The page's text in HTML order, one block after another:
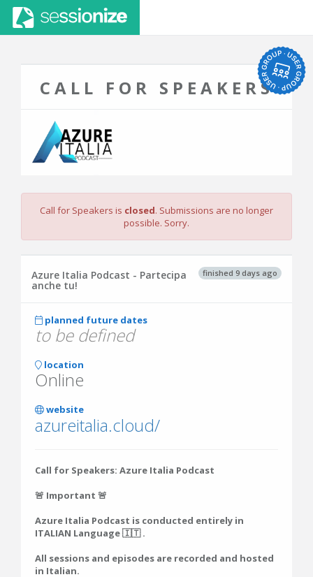
CALL FOR SPEAKERS
Call for Speakers is closed. Submissions are no longer
possible. Sorry.
finished 9 days ago
Azure Italia Podcast - Partecipa
anche tu!
planned future dates
to be defined
location
Online
website
azureitalia.cloud/
Call for Speakers: Azure Italia Podcast
🚨 Important 🚨
Azure Italia Podcast is conducted entirely in
ITALIAN Language 🇮🇹 .
All sessions and episodes are recorded and hosted
in Italian.